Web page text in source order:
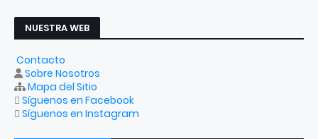
NUESTRA WEB
Contacto
Sobre Nosotros
Mapa del Sitio
Síguenos en Facebook
Síguenos en Instagram